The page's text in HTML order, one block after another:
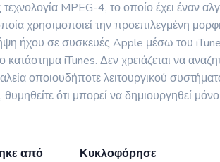
MPEG-4, το οποίο έχει έναν
χρησιμοποιεί την προεπιλεγμένη
ήχου σε συσκευές Apple μέσω του
iTunes. Δεν χρειάζεται να
οποιουδήποτε λειτουργικού
ότι μπορεί να δημιουργηθεί
από
Κυκλοφόρησε